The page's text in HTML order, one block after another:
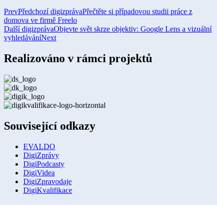
PrevPředchozí digizprávaPřečtěte si případovou studii práce z
domova ve firmě Freelo
Další digizprávaObjevte svět skrze objektiv: Google Lens a vizuální
vyhledáváníNext
Realizováno v rámci projektů
Související odkazy
EVALDO
DigiZprávy
DigiPodcasty
DigiVidea
DigiZpravodaje
DigiKvalifikace